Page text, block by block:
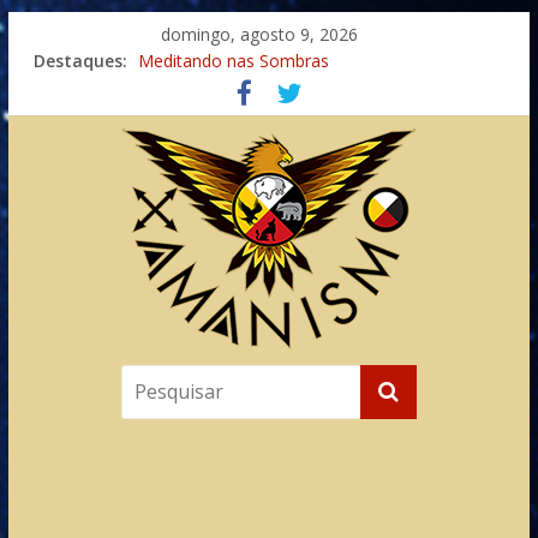
domingo, agosto 9, 2026
Destaques: Meditando nas Sombras
Autosuficiência: A Jornada do Espírito Ancestral
Xamanismo Universal
Totens – Caminho Espiritual – Crescimento
Imaginação na Cura